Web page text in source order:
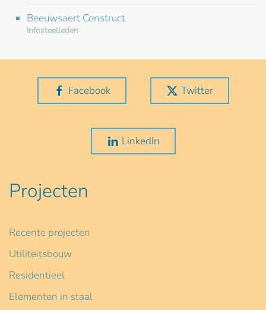
Beeuwsaert Construct
Infosteelleden
Facebook Twitter
LinkedIn
Projecten
Recente projecten
Utiliteitsbouw
Residentieel
Elementen in staal